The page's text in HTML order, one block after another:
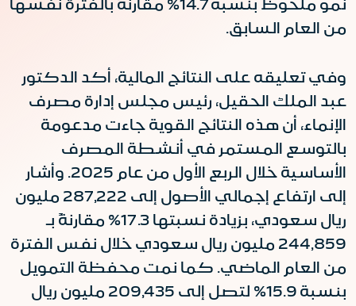
نمو ملحوظ بنسبة 14.7% مقارنةً بالفترة نفسها
من العام السابق.
وفي تعليقه على النتائج المالية، أكد الدكتور
عبد الملك الحقيل، رئيس مجلس إدارة مصرف
الإنماء، أن هذه النتائج القوية جاءت مدعومة
بالتوسع المستمر في أنشطة المصرف
الأساسية خلال الربع الأول من عام 2025. وأشار
إلى ارتفاع إجمالي الأصول إلى 287,222 مليون
ريال سعودي، بزيادة نسبتها 17.3% مقارنةً بـ
244,859 مليون ريال سعودي خلال نفس الفترة
من العام الماضي. كما نمت محفظة التمويل
بنسبة 15.9% لتصل إلى 209,435 مليون ريال